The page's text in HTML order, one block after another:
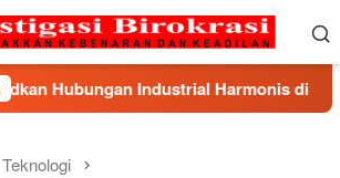
Industrial Harmonis di PT Indonesia
Teknologi